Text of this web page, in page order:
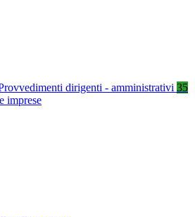
dirigenti - amministrativi 35
imprese